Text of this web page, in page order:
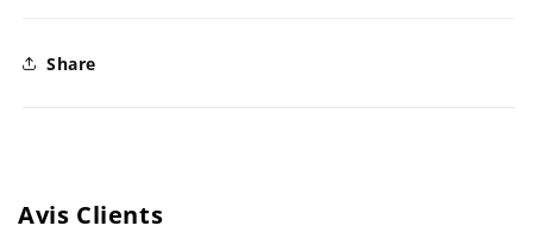
Share
Avis Clients